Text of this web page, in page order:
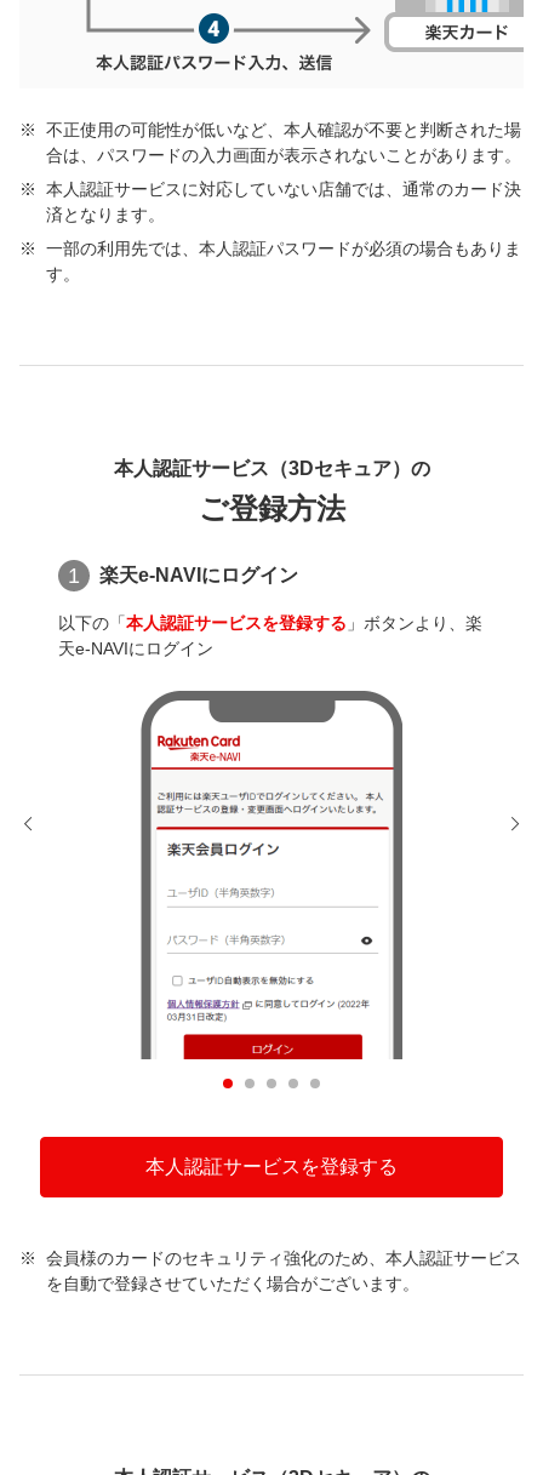
不正使用の可能性が低いなど、本人確認が不要と判断された場
合は、パスワードの入力画面が表示されないことがあります。
本人認証サービスに対応していない店舗では、通常のカード決
済となります。
一部の利用先では、本人認証パスワードが必須の場合もありま
す。
本人認証サービス（3Dセキュア）の
ご登録方法
1 楽天e-NAVIにログイン
以下の「本人認証サービスを登録する 」ボタンより、楽
天e-NAVIにログイン
本人認証サービスを登録する
会員様のカードのセキュリティ強化のため、本人認証サービス
を自動で登録させていただく場合がございます。